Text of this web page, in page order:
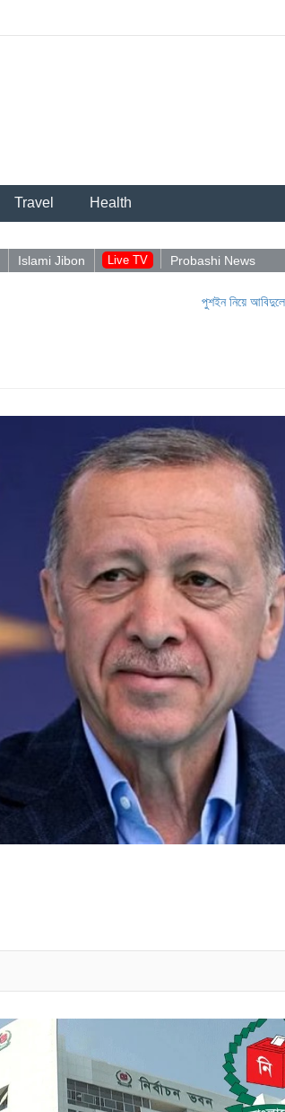
Travel Health
Islami Jibon Live TV Probashi News
পুশইন নিয়ে আবিদুলের পোস্ট